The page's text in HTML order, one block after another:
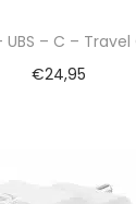
UBS – C –
€24,95